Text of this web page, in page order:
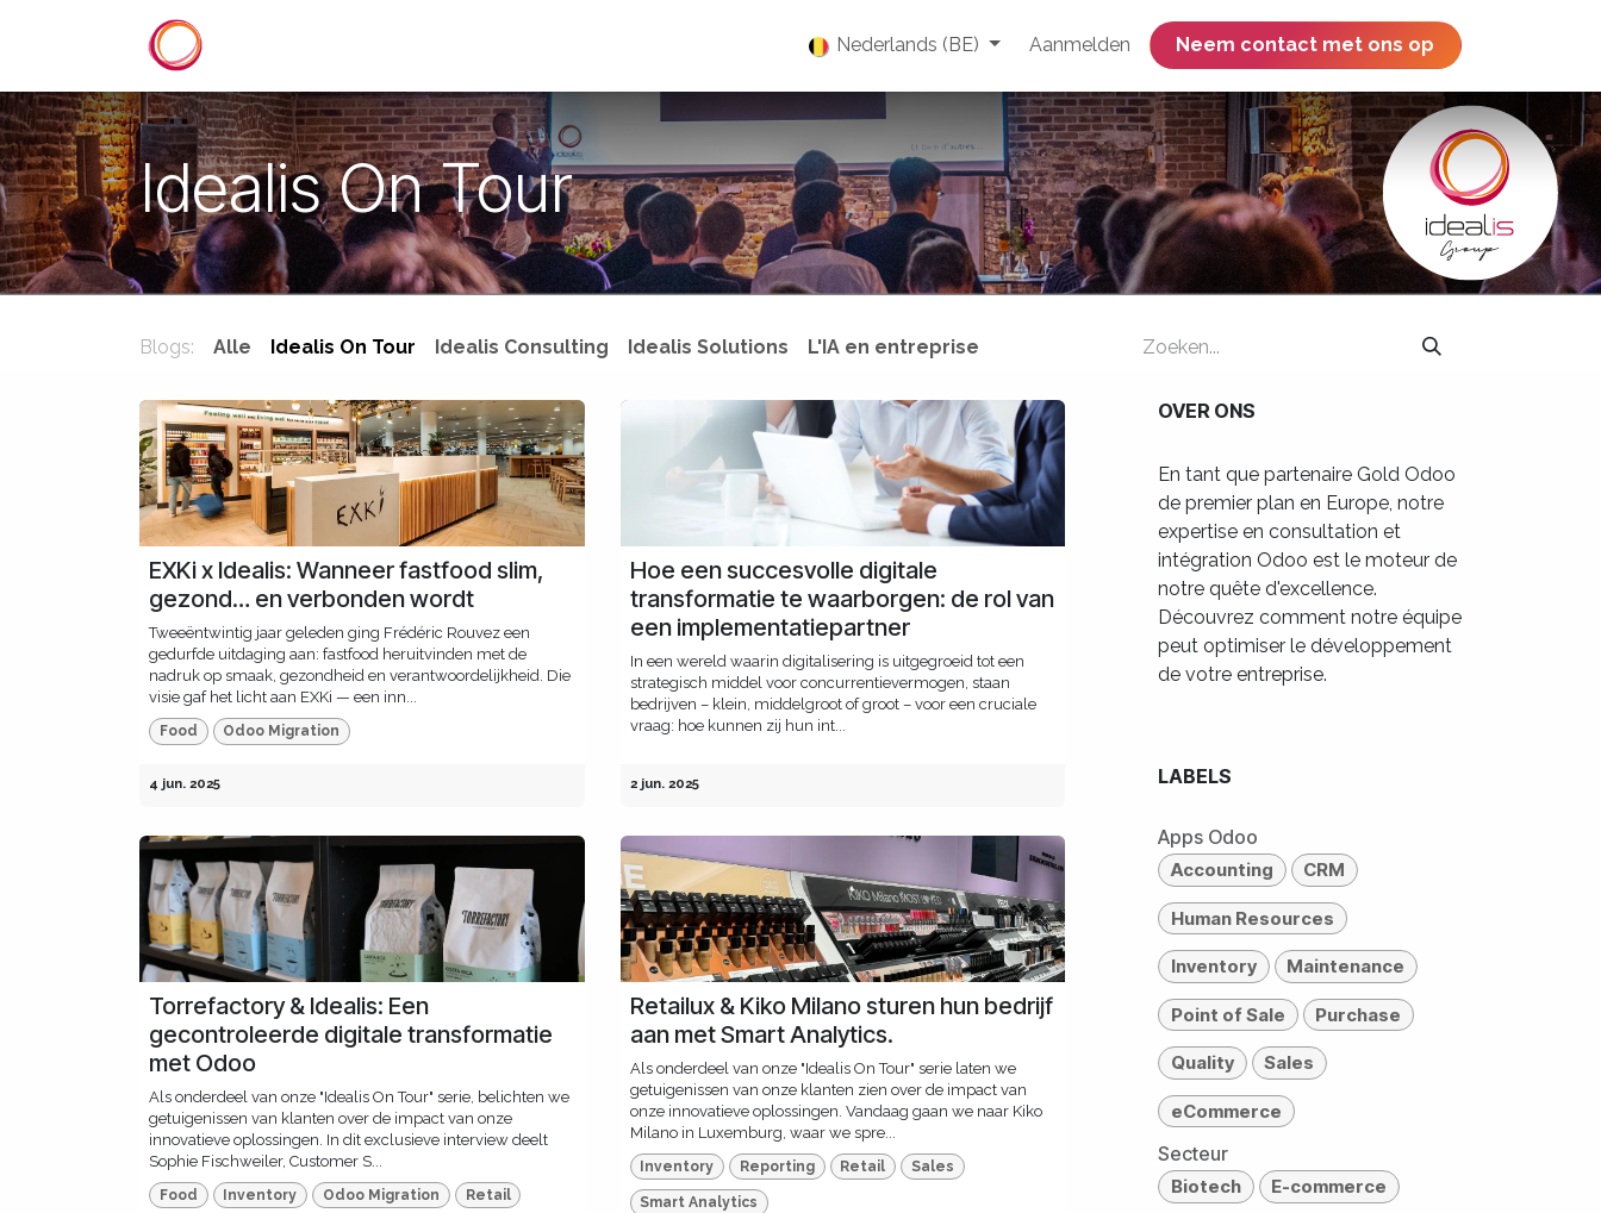
Blog Event
Nederlands (BE) Aanmelden ​​​​​​​​​​​​​​​​Neem contact met ons op
Idealis On Tour
Blogs: Alle Idealis On Tour Idealis Consulting Idealis Solutions L'IA en entreprise
EXKi x Idealis: Wanneer fastfood slim,
gezond… en verbonden wordt
Tweeëntwintig jaar geleden ging Frédéric Rouvez een
gedurfde uitdaging aan: fastfood heruitvinden met de
nadruk op smaak, gezondheid en verantwoordelijkheid. Die
visie gaf het licht aan EXKi — een inn...
Food Odoo Migration
4 jun. 2025
Hoe een succesvolle digitale
transformatie te waarborgen: de rol van
een implementatiepartner
In een wereld waarin digitalisering is uitgegroeid tot een
strategisch middel voor concurrentievermogen, staan
bedrijven – klein, middelgroot of groot – voor een cruciale
vraag: hoe kunnen zij hun int...
2 jun. 2025
Torrefactory & Idealis: Een
gecontroleerde digitale transformatie
met Odoo
Als onderdeel van onze "Idealis On Tour" serie, belichten we
getuigenissen van klanten over de impact van onze
innovatieve oplossingen. In dit exclusieve interview deelt
Sophie Fischweiler, Customer S...
Food Inventory Odoo Migration Retail
Retailux & Kiko Milano sturen hun bedrijf
aan met Smart Analytics.
Als onderdeel van onze "Idealis On Tour" serie laten we
getuigenissen van onze klanten zien over de impact van
onze innovatieve oplossingen. Vandaag gaan we naar Kiko
Milano in Luxemburg, waar we spre...
Inventory Reporting Retail Sales
Smart Analytics
OVER ONS
En tant que partenaire Gold Odoo
de premier plan en Europe, notre
expertise en consultation et
intégration Odoo est le moteur de
notre quête d'excellence.
Découvrez comment notre équipe
peut optimiser le développement
de votre entreprise.
LABELS
Apps Odoo
Accounting CRM
Human Resources
Inventory Maintenance
Point of Sale Purchase
Quality Sales
eCommerce
Secteur
Biotech E-commerce